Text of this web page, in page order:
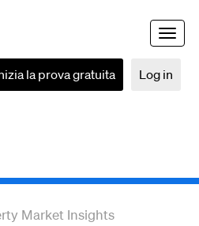
Toggle
Log in
la prova gratuita
Market Insights